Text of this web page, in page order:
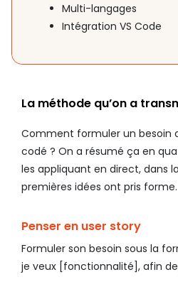
Multi-langages
Intégration VS Code
La méthode qu’on a
Comment formuler un besoin
codé ? On a résumé ça en
les appliquant en direct, dans
premières idées ont pris forme.
Penser en user story
Formuler son besoin sous la
je veux [fonctionnalité], afin